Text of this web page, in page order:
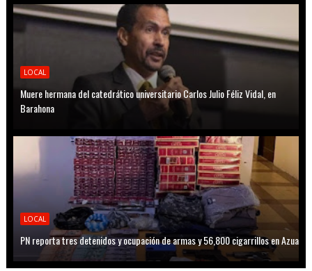
LOCAL
Muere hermana del catedrático universitario Carlos Julio Féliz Vidal, en
Barahona
LOCAL
PN reporta tres detenidos y ocupación de armas y 56,800 cigarrillos en Azua